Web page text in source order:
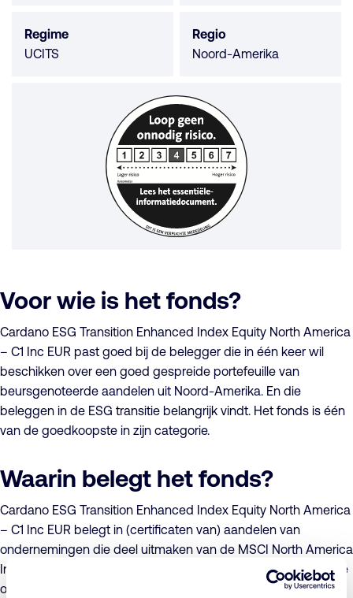
Regime
UCITS
Regio
Noord-Amerika
Voor wie is het fonds?
Cardano ESG Transition Enhanced Index Equity North America
– C1 Inc EUR past goed bij de belegger die in één keer wil
beschikken over een goed gespreide portefeuille van
beursgenoteerde aandelen uit Noord-Amerika. En die
beleggen in de ESG transitie belangrijk vindt. Het fonds is één
van de goedkoopste in zijn categorie.
Waarin belegt het fonds?
Cardano ESG Transition Enhanced Index Equity North America
– C1 Inc EUR belegt in (certificaten van) aandelen van
ondernemingen die deel uitmaken van de MSCI North America
Index Net EUR (Index), met uitzondering van aandelen van die
ondernemingen die niet voldoen aan het Cardano Duurzaam